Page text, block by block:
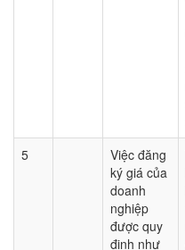
5
Việc đăng
ký giá của
doanh
nghiệp
được quy
định như